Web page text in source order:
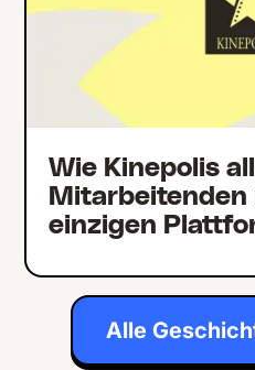
Wie Kinepolis
Mitarbeitenden
einzigen
Alle